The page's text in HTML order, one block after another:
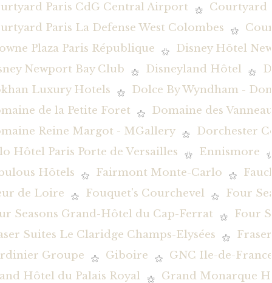
Paris CdG Central Airport
Courtyard
Paris La Defense West Colombes
Plaza Paris République
Disney Hôtel
Newport Bay Club
Disneyland Hôtel
Luxury Hotels
Dolce By Wyndham -
de la Petite Foret
Domaine des
Reine Margot - MGallery
Dorchester
Hôtel Paris Porte de Versailles
Ennismore
Hôtels
Fairmont Monte-Carlo
de Loire
Fouquet's Courchevel
Four
Seasons Grand-Hôtel du Cap-Ferrat
Four
Suites Le Claridge Champs-Elysées
Groupe
Giboire
GNC Ile-de-
Hôtel du Palais Royal
Grand Monarque